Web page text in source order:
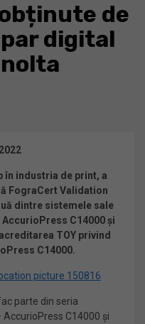
de
digital
în industria de print, a
FograCert Validation
dintre sistemele sale
C14000 și
TOY privind
C14000.
parte din seria
C14000 și